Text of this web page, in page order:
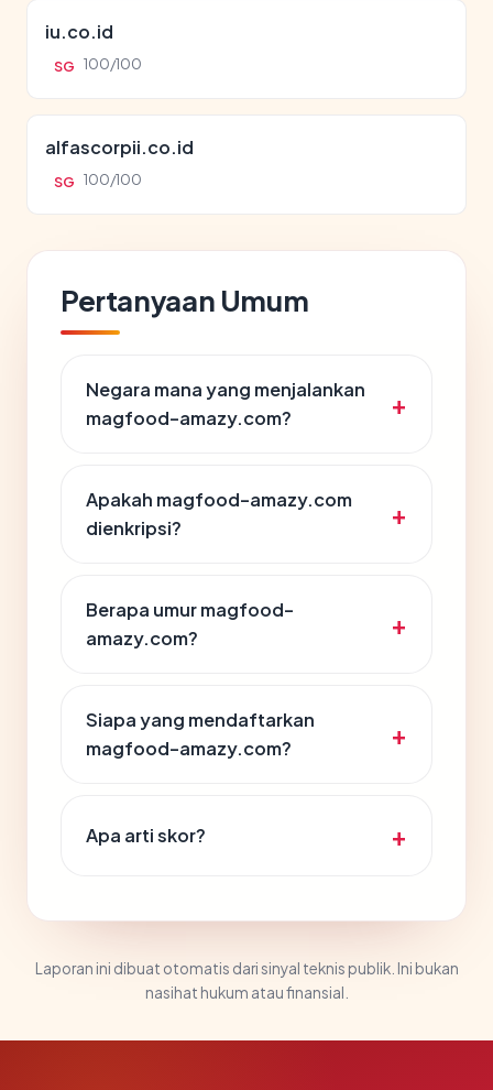
iu.co.id
SG 100/100
alfascorpii.co.id
SG 100/100
Pertanyaan Umum
Negara mana yang menjalankan
magfood-amazy.com?
Apakah magfood-amazy.com
dienkripsi?
Berapa umur magfood-
amazy.com?
Siapa yang mendaftarkan
magfood-amazy.com?
Apa arti skor?
Laporan ini dibuat otomatis dari sinyal teknis publik. Ini bukan
nasihat hukum atau finansial.